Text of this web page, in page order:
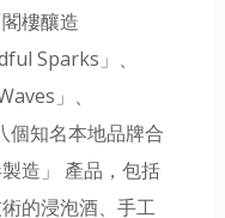
樓釀造
Sparks」、
」、
個知名本地品牌合
造」 產品，包括
的浸泡酒、手工